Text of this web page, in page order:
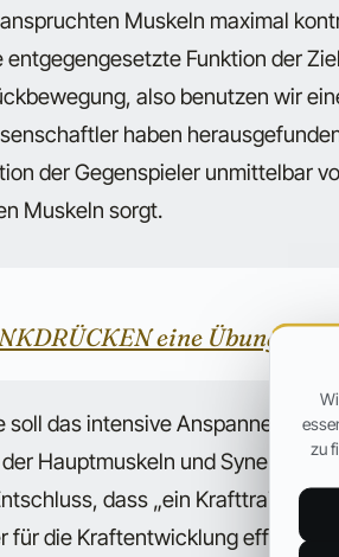
Muskeln maximal
entgegengesetzte Funktion der
also benutzen wir
haben
der Gegenspieler unmittelbar
Muskeln sorgt.
eine Übung für
soll das intensive Anspannen der
Hauptmuskeln und
dass „ein
für die Kraftentwicklung effektiver
zu